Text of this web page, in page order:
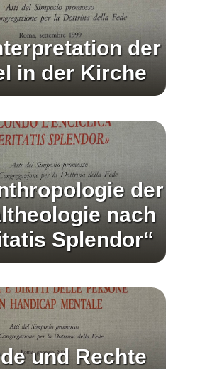
der
in der Kirche
der
nach
Splendor“
und Rechte